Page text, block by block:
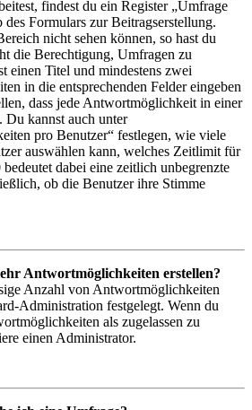
findest du ein Register „Umfrage
des Formulars zur Beitragserstellung.
nicht sehen können, so hast du
die Berechtigung, Umfragen zu
einen Titel und mindestens zwei
in die entsprechenden Felder eingeben
dass jede Antwortmöglichkeit in einer
Du kannst auch unter
pro Benutzer“ festlegen, wie viele
auswählen kann, welches Zeitlimit für
dabei eine zeitlich unbegrenzte
ob die Benutzer ihre Stimme
Antwortmöglichkeiten erstellen?
Anzahl von Antwortmöglichkeiten
Administration festgelegt. Wenn du
als zugelassen zu
einen Administrator.